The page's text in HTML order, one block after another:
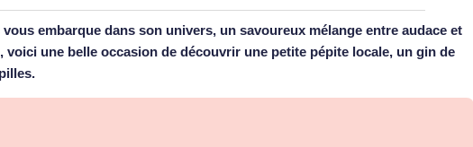
embarque dans son univers, un savoureux mélange entre audace et
une belle occasion de découvrir une petite pépite locale, un gin de